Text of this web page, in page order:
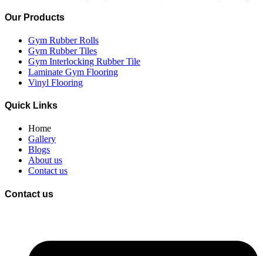
Our Products
Gym Rubber Rolls
Gym Rubber Tiles
Gym Interlocking Rubber Tile
Laminate Gym Flooring
Vinyl Flooring
Quick Links
Home
Gallery
Blogs
About us
Contact us
Contact us